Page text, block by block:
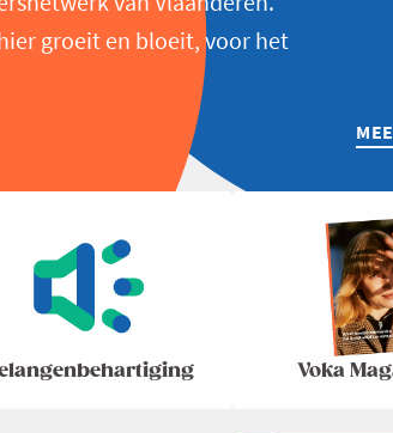
groeit en bloeit, voor het
Voka